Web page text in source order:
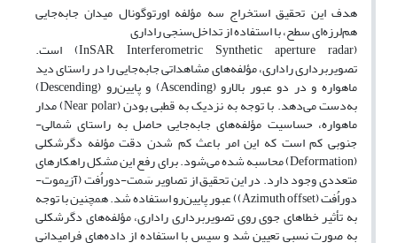
هدف این تحقیق استخراج سه مؤلفه اورتوگونال میدان جابه‌جایی
هم‌لرزه‌ای سطح، با استفاده از تداخل‌سنجی راداری
(InSAR, Interferometric Synthetic aperture radar) است.
تصویربرداری راداری، مؤلفه‌های مشاهداتی جابه‌جایی را در راستای دید
ماهواره و در دو عبور بالارو (Ascending) و پایین‌رو (Descending)
به‌دست می‌دهد. با توجه به نزدیک به قطبی بودن (Near polar) مدار
ماهواره، حساسیت مؤلفه‌های جابه‌‌جایی حاصل به راستای شمالی-
جنوبی کم است که این امر باعث کم شدن دقت مؤلفه دگرشکلی
(Deformation) محاسبه شده می‌شود. برای رفع این مشکل راهکارهای
متعددی وجود دارد. در این تحقیق از تصاویر سَمت-دوراُفت (آزیموت-
دوراُفت (Azimuth offset)) عبور پایین‌رو استفاده شد. همچنین با توجه
به تأثیر خطاهای جوی روی تصویربرداری راداری، مؤلفه‌های دگرشکلی
به صورت نسبی تعیین شد و سپس با استفاده از داده‌های فرامیدانی